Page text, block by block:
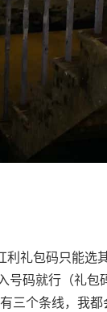
礼包码只能选
号码就行（礼包
三个条线，我